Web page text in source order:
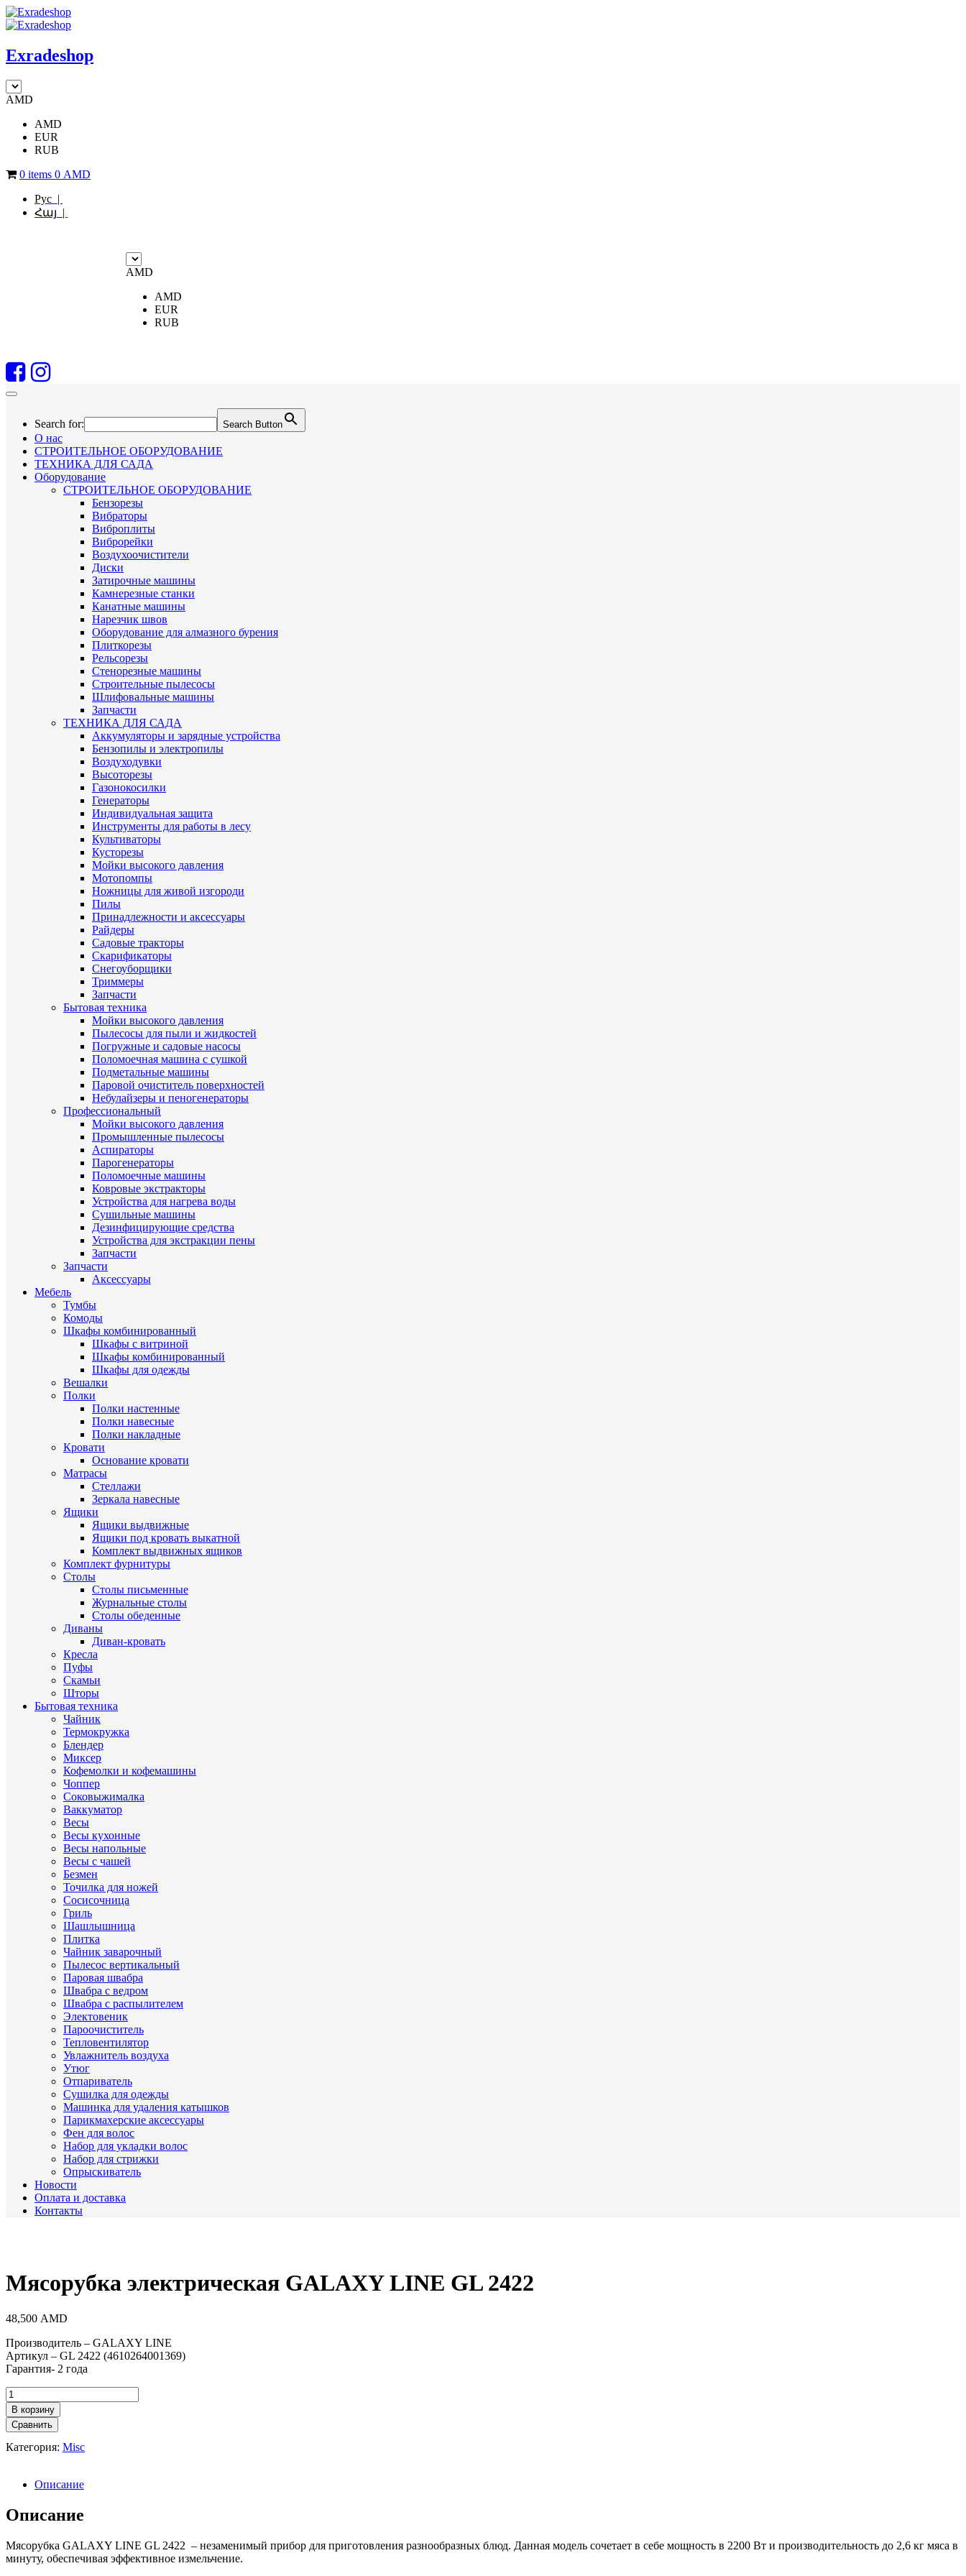
Exradeshop
AMD
AMD
EUR
RUB
0 items 0 AMD
Рус |
Հայ |
AMD
AMD
EUR
RUB
Search for: Search Button
О нас
СТРОИТЕЛЬНОЕ ОБОРУДОВАНИЕ
ТЕХНИКА ДЛЯ САДА
Оборудование
СТРОИТЕЛЬНОЕ ОБОРУДОВАНИЕ
Бензорезы
Вибраторы
Виброплиты
Виброрейки
Воздухоочистители
Диски
Затирочные машины
Камнерезные станки
Канатные машины
Нарезчик швов
Оборудование для алмазного бурения
Плиткорезы
Рельсорезы
Стенорезные машины
Строительные пылесосы
Шлифовальные машины
Запчасти
ТЕХНИКА ДЛЯ САДА
Аккумуляторы и зарядные устройства
Бензопилы и электропилы
Воздуходувки
Высоторезы
Газонокосилки
Генераторы
Индивидуальная защита
Инструменты для работы в лесу
Культиваторы
Кусторезы
Мойки высокого давления
Мотопомпы
Ножницы для живой изгороди
Пилы
Принадлежности и аксессуары
Райдеры
Садовые тракторы
Скарификаторы
Снегоуборщики
Триммеры
Запчасти
Бытовая техника
Мойки высокого давления
Пылесосы для пыли и жидкостей
Погружные и садовые насосы
Поломоечная машина с сушкой
Подметальные машины
Паровой очиститель поверхностей
Небулайзеры и пеногенераторы
Профессиональный
Мойки высокого давления
Промышленные пылесосы
Аспираторы
Парогенераторы
Поломоечные машины
Ковровые экстракторы
Устройства для нагрева воды
Сушильные машины
Дезинфицирующие средства
Устройства для экстракции пены
Запчасти
Запчасти
Аксессуары
Мебель
Тумбы
Комоды
Шкафы комбинированный
Шкафы с витриной
Шкафы комбинированный
Шкафы для одежды
Вешалки
Полки
Полки настенные
Полки навесные
Полки накладные
Кровати
Основание кровати
Матрасы
Стеллажи
Зеркала навесные
Ящики
Ящики выдвижные
Ящики под кровать выкатной
Комплект выдвижных ящиков
Комплект фурнитуры
Столы
Столы письменные
Журнальные cтолы
Столы обеденные
Диваны
Диван-кровать
Кресла
Пуфы
Скамьи
Шторы
Бытовая техника
Чайник
Термокружка
Блендер
Миксер
Кофемолки и кофемашины
Чоппер
Соковыжималка
Ваккуматор
Весы
Весы кухонные
Весы напольные
Весы с чашей
Безмен
Точилка для ножей
Сосисочница
Гриль
Шашлышница
Плитка
Чайник заварочный
Пылесос вертикальный
Паровая швабра
Швабра с ведром
Швабра с распылителем
Электовеник
Пароочиститель
Тепловентилятор
Увлажнитель воздуха
Утюг
Отпариватель
Сушилка для одежды
Машинка для удаления катышков
Парикмахерские аксессуары
Фен для волос
Набор для укладки волос
Набор для стрижки
Опрыскиватель
Новости
Оплата и доставка
Контакты
Мясорубка электрическая GALAXY LINE GL 2422
48,500 AMD
Производитель – GALAXY LINE
Артикул – GL 2422 (4610264001369)
Гарантия- 2 года
Количество
товара
Мясорубка
электрическая
GALAXY
2422
В корзину
Сравнить
Категория: Misc
Описание
Описание
Мясорубка GALAXY LINE GL 2422 – незаменимый прибор для приготовления разнообразных блюд. Данная модель сочетает в себе мощность в 2200 Вт и производительность до 2,6 кг мяса в
минуту, обеспечивая эффективное измельчение.